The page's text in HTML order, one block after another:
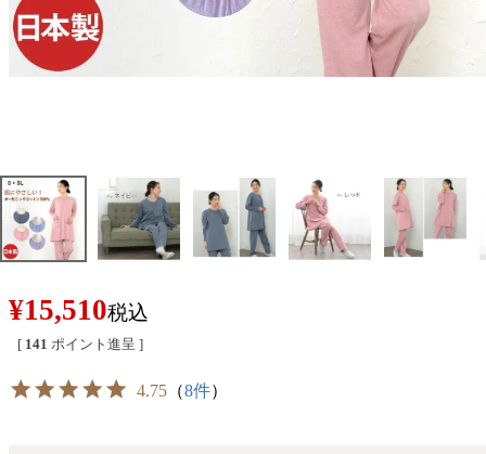
¥15,510税込
[ 141 ポイント進呈 ]
4.75 （8件）